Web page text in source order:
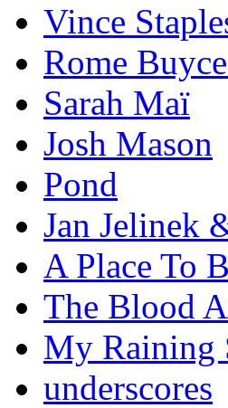
Vince
Rome
Sarah Maï
Josh Mason
Pond
Jan Jelinek
A Place To
The Blood
My Raining
underscores